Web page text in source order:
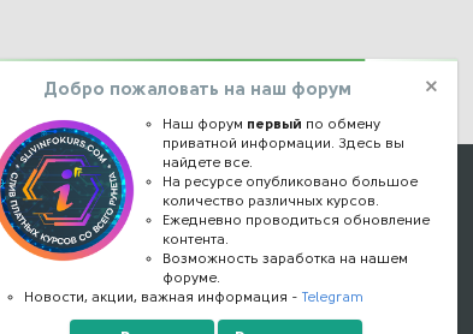
Наши контакты
kursstore@mail.ru
Обратная связь
Конфиденциальность
Правообладателям
Добро пожаловать на наш форум
Наш форум первый по обмену
приватной информации. Здесь вы
найдете все.
На ресурсе опубликовано большое
количество различных курсов.
Ежедневно проводиться обновление
контента.
Возможность заработка на нашем
форуме.
Новости, акции, важная информация - Telegram